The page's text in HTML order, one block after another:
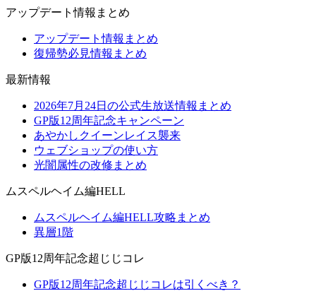
アップデート情報まとめ
アップデート情報まとめ
復帰勢必見情報まとめ
最新情報
2026年7月24日の公式生放送情報まとめ
GP版12周年記念キャンペーン
あやかしクイーンレイス襲来
ウェブショップの使い方
光闇属性の改修まとめ
ムスペルヘイム編HELL
ムスペルヘイム編HELL攻略まとめ
異層1階
GP版12周年記念超じじコレ
GP版12周年記念超じじコレは引くべき？